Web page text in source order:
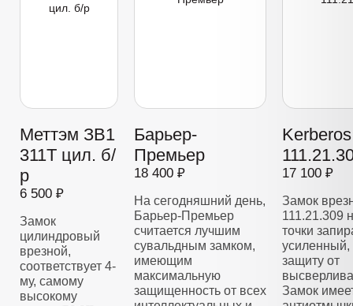
Меттэм ЗВ1
311Т цил. б/
р
6 500 ₽
Замок
цилиндровый
врезной,
соответствует 4-
му, самому
высокому
Барьер-
Премьер
18 400 ₽
На сегодняшний день,
Барьер-Премьер
считается лучшим
сувальдным замком,
имеющим
максимальную
защищенность от всех
Kerberos
17 100 ₽
Замок
111.21.309
точки
усиленный,
защиту от
Замок